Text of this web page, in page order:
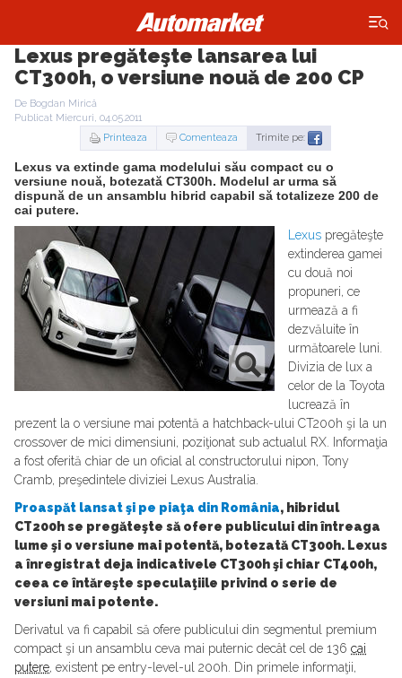
×
Lexus pregăteşte lansarea lui
CT300h, o versiune nouă de 200 CP
De Bogdan Mirică
Publicat Miercuri, 04.05.2011
Printeaza
Comenteaza Trimite pe:
Lexus va extinde gama modelului său compact cu o
versiune nouă, botezată CT300h. Modelul ar urma să
dispună de un ansamblu hibrid capabil să totalizeze 200 de
cai putere.
Lexus pregăteşte
extinderea gamei
cu două noi
propuneri, ce
urmează a fi
dezvăluite în
următoarele luni.
Divizia de lux a
celor de la Toyota
lucrează în
prezent la o versiune mai potentă a hatchback-ului CT200h şi la un
crossover de mici dimensiuni, poziţionat sub actualul RX. Informaţia
a fost oferită chiar de un oficial al constructorului nipon, Tony
Cramb, preşedintele diviziei Lexus Australia.
Proaspăt lansat şi pe piaţa din România, hibridul
CT200h se pregăteşte să ofere publicului din întreaga
lume şi o versiune mai potentă, botezată CT300h. Lexus
a înregistrat deja indicativele CT300h şi chiar CT400h,
ceea ce întăreşte speculaţiile privind o serie de
versiuni mai potente.
Derivatul va fi capabil să ofere publicului din segmentul premium
compact şi un ansamblu ceva mai puternic decât cel de 136 cai
putere, existent pe entry-level-ul 200h. Din primele informaţii,